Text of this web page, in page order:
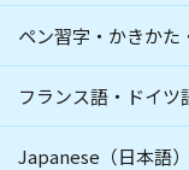
ペン習字・かきかた
フランス語・ドイツ
Japanese（日本語）